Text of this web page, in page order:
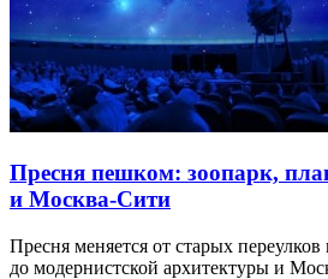
Пресня пешком: зоопарк,
и Москва-Сити
Пресня меняется от старых
до модернистской архитектуры и